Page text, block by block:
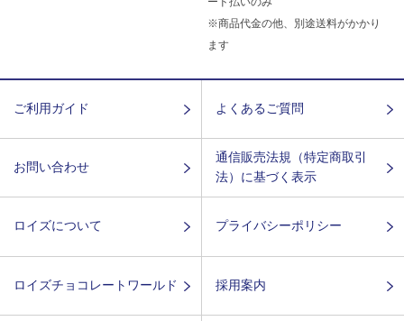
※商品代金の他、別途送料がかかり
ます
ご利用ガイド よくあるご質問
お問い合わせ
通信販売法規（特定商取引
法）に基づく表示
ロイズについて プライバシーポリシー
ロイズチョコレートワールド 採用案内